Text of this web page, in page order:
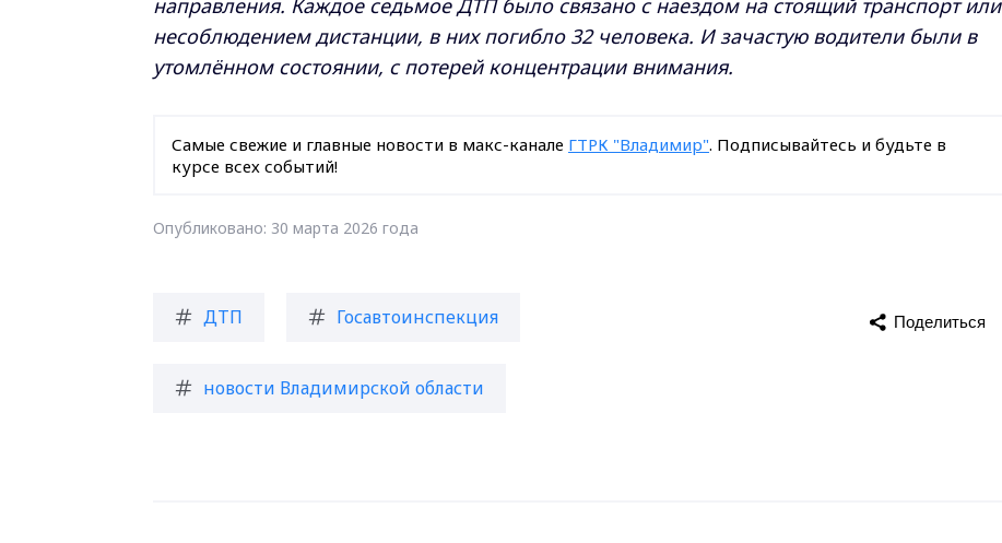
несоблюдением дистанции, в них погибло 32 человека. И зачастую водители были в
утомлённом состоянии, с потерей концентрации внимания.
Самые свежие и главные новости в макс-канале ГТРК "Владимир". Подписывайтесь и будьте в
курсе всех событий!
Опубликовано: 30 марта 2026 года
ДТП Госавтоинспекция
новости Владимирской области
Поделиться